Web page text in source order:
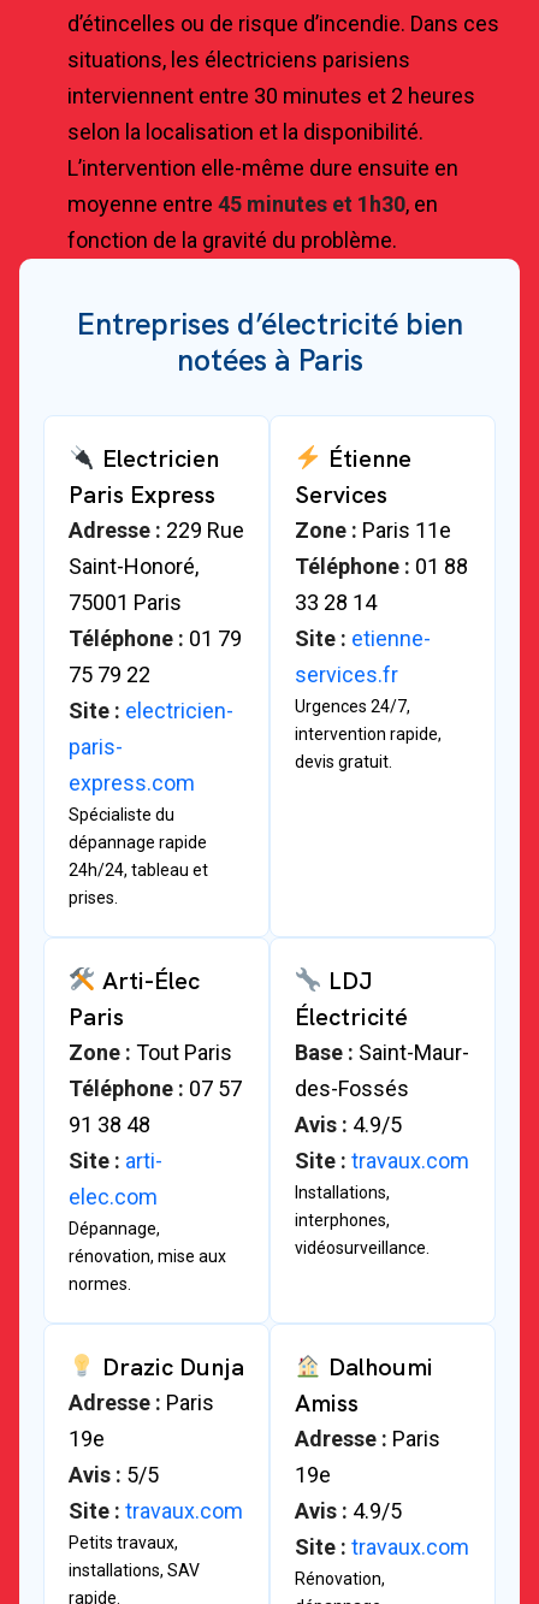
d’étincelles ou de risque d’incendie. Dans ces
situations, les électriciens parisiens
interviennent entre 30 minutes et 2 heures
selon la localisation et la disponibilité.
L’intervention elle-même dure ensuite en
moyenne entre 45 minutes et 1h30, en
fonction de la gravité du problème.
Entreprises d’électricité bien
notées à Paris
Electricien
Paris Express
Adresse : 229 Rue
Saint-Honoré,
75001 Paris
Téléphone : 01 79
75 79 22
Site : electricien-
paris-
express.com
Spécialiste du
dépannage rapide
24h/24, tableau et
prises.
Étienne
Services
Zone : Paris 11e
Téléphone : 01 88
33 28 14
Site : etienne-
services.fr
Urgences 24/7,
intervention rapide,
devis gratuit.
Arti-Élec
Paris
Zone : Tout Paris
Téléphone : 07 57
91 38 48
Site : arti-
elec.com
Dépannage,
rénovation, mise aux
normes.
LDJ
Électricité
Base : Saint-Maur-
des-Fossés
Avis : 4.9/5
Site : travaux.com
Installations,
interphones,
vidéosurveillance.
Drazic Dunja
Adresse : Paris
19e
Avis : 5/5
Site : travaux.com
Petits travaux,
installations, SAV
rapide.
Dalhoumi
Amiss
Adresse : Paris
19e
Avis : 4.9/5
Site : travaux.com
Rénovation,